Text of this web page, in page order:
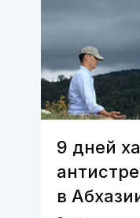
9 дней
в